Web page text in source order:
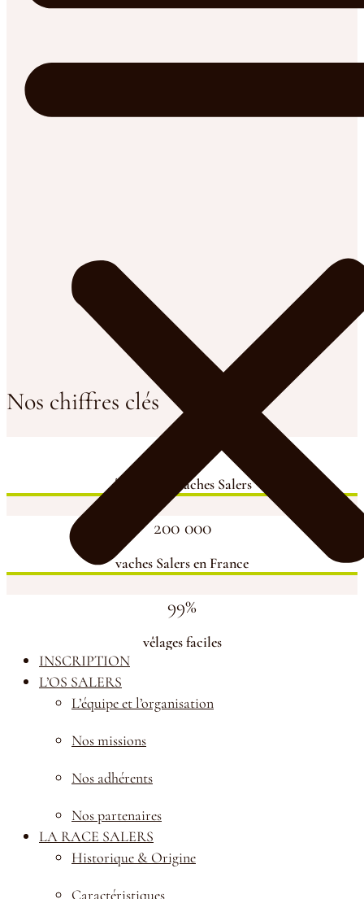
INSCRIPTION
L’OS SALERS
L’équipe et l’organisation
Nos missions
Nos adhérents
Nos partenaires
LA RACE SALERS
Historique & Origine
Caractéristiques
Nos chiffres clés
élevages de vaches Salers
200 000
vaches Salers en France
99%
vêlages faciles